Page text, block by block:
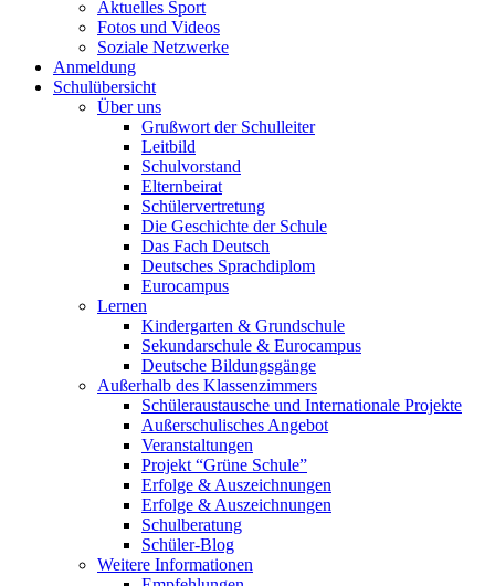
Aktuelles Sport
Fotos und Videos
Soziale Netzwerke
Anmeldung
Schulübersicht
Über uns
Grußwort der Schulleiter
Leitbild
Schulvorstand
Elternbeirat
Schülervertretung
Die Geschichte der Schule
Das Fach Deutsch
Deutsches Sprachdiplom
Eurocampus
Lernen
Kindergarten & Grundschule
Sekundarschule & Eurocampus
Deutsche Bildungsgänge
Außerhalb des Klassenzimmers
Schüleraustausche und Internationale Projekte
Außerschulisches Angebot
Veranstaltungen
Projekt “Grüne Schule”
Erfolge & Auszeichnungen
Erfolge & Auszeichnungen
Schulberatung
Schüler-Blog
Weitere Informationen